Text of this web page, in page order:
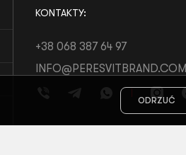
KONTAKTY:
+38 068 387 64 97
INFO@PERESVITBRAND.COM
ODRZUĆ